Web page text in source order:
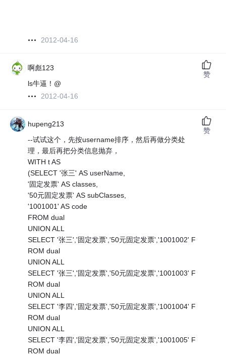
2012-04-16
啊彪123
ls牛逼！@
2012-04-16
赞
hupeng213
--试试这个，先按username排序，然后再做分类处
理，最后再把分类信息抛弃，
WITH t AS
(SELECT '张三' AS userName,
'固定发票' AS classes,
'50元固定发票' AS subClasses,
'1001001' AS code
FROM dual
UNION ALL
SELECT '张三','固定发票','50元固定发票','1001002' F
ROM dual
UNION ALL
SELECT '张三','固定发票','50元固定发票','1001003' F
ROM dual
UNION ALL
SELECT '李四','固定发票','50元固定发票','1001004' F
ROM dual
UNION ALL
SELECT '李四','固定发票','50元固定发票','1001005' F
ROM dual
赞